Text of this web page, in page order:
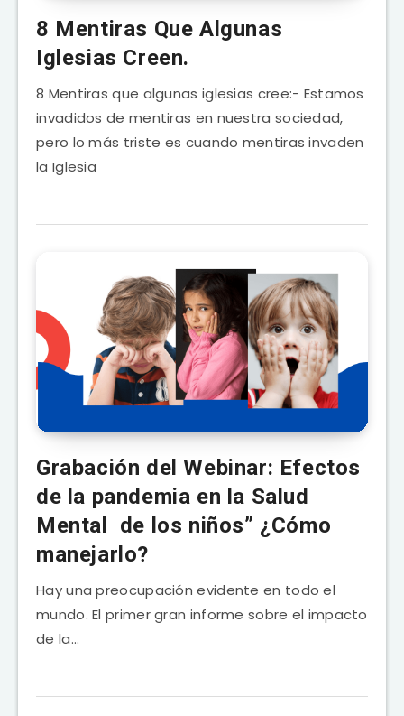
8 Mentiras Que Algunas
Iglesias Creen.
8 Mentiras que algunas iglesias cree:- Estamos
invadidos de mentiras en nuestra sociedad,
pero lo más triste es cuando mentiras invaden
la Iglesia
​​​​​​​Grabación del Webinar: Efectos
de la pandemia en la Salud
Mental de los niños” ¿Cómo
manejarlo?
Hay una preocupación evidente en todo el
mundo. El primer gran informe sobre el impacto
de la…